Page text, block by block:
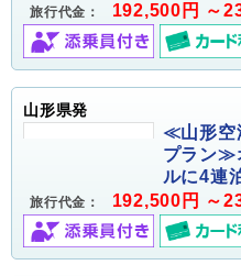
旅行代金： 192,500円 ～
山形県発
≪山形空
プラン≫
ルに4連
旅行代金： 192,500円 ～